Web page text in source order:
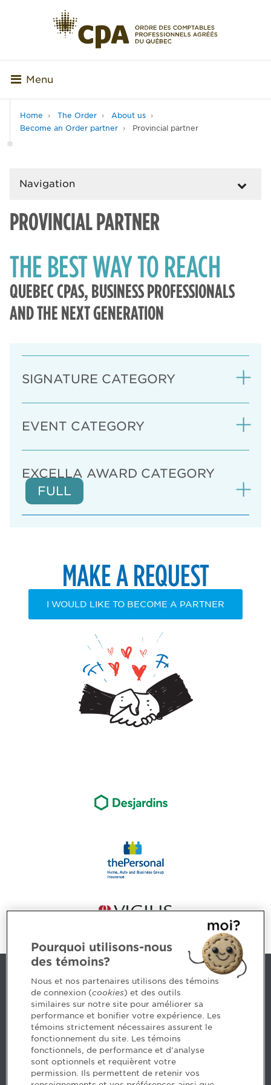
Menu
Home The Order
About us
Become an Order partner
Provincial partner
Navigation
PROVINCIAL PARTNER
THE BEST WAY TO REACH
QUEBEC CPAS, BUSINESS PROFESSIONALS
AND THE NEXT GENERATION
SIGNATURE CATEGORY
EVENT CATEGORY
EXCELLA AWARD CATEGORY
FULL
MAKE A REQUEST
I WOULD LIKE TO BECOME A PARTNER
Contact us
5, Place Ville Marie, bureau 800, Montréal (Québec)
H3B 2G2
www.cpaquebec.ca
Questions? Ask our team >
Want to make the Order a part of your career? See
Pourquoi utilisons-nous
des témoins?
Nous et nos partenaires utilisons des témoins
de connexion (cookies) et des outils
similaires sur notre site pour améliorer sa
performance et bonifier votre expérience. Les
témoins strictement nécessaires assurent le
fonctionnement du site. Les témoins
fonctionnels, de performance et d'analyse
sont optionnels et requièrent votre
permission. Ils permettent de retenir vos